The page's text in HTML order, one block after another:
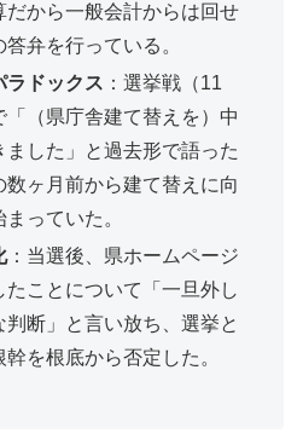
だから一般会計からは回せ
弁を行っている。
ラドックス ：選挙戦（11
「（県庁舎建て替えを）中
ました」と過去形で語った
数ヶ月前から建て替えに向
っていた。
：当選後、県ホームページ
ことについて「一旦外し
断」と言い放ち、選挙と
を根底から否定した。